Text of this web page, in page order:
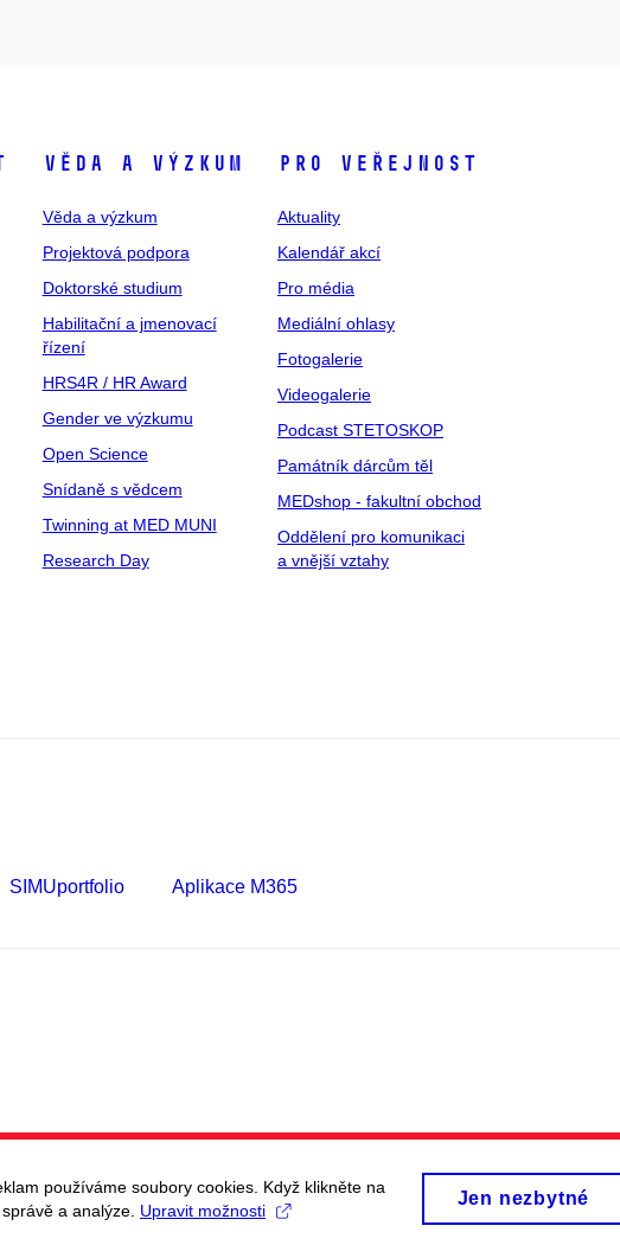
Věda a výzkum
Věda a výzkum
Projektová podpora
Doktorské studium
Habilitační a jmenovací
řízení
HRS4R / HR Award
Gender ve výzkumu
Open Science
Snídaně s vědcem
Twinning at MED MUNI
Research Day
Pro veřejnost
Aktuality
Kalendář akcí
Pro média
Mediální ohlasy
Fotogalerie
Videogalerie
Podcast STETOSKOP
Památník dárcům těl
MEDshop - fakultní obchod
Oddělení pro komunikaci
a vnější vztahy
SIMUportfolio Aplikace M365
používáme soubory cookies. Když klikněte na
a analýze. Upravit možnosti
Jen nezbytné